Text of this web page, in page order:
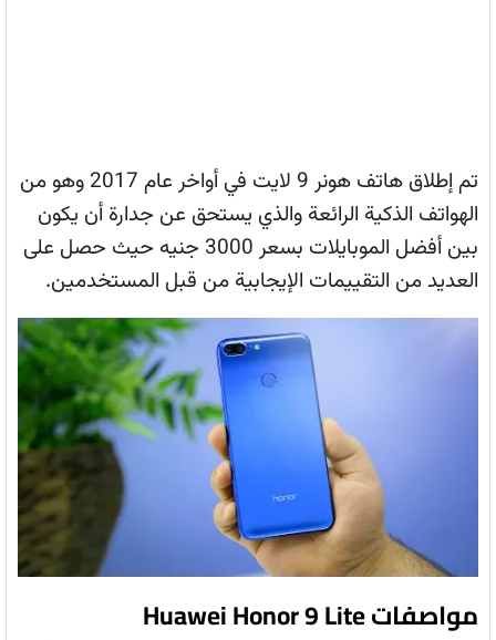
تم إطلاق هاتف هونر 9 لايت في أواخر عام 2017 وهو من
الهواتف الذكية الرائعة والذي يستحق عن جدارة أن يكون
بين أفضل الموبايلات بسعر 3000 جنيه حيث حصل على
العديد من التقييمات الإيجابية من قبل المستخدمين.
مواصفات Huawei Honor 9 Lite